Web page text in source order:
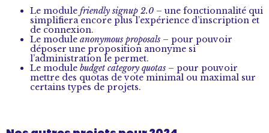
Le module friendly signup 2.0 – une fonctionnalité qui
simplifiera encore plus l’expérience d’inscription et
de connexion.
Le module anonymous proposals – pour pouvoir
déposer une proposition anonyme si
l’administration le permet.
Le module budget category quotas – pour pouvoir
mettre des quotas de vote minimal ou maximal sur
certains types de projets.